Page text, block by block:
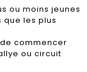
ou moins jeunes
les plus
commencer
ou circuit